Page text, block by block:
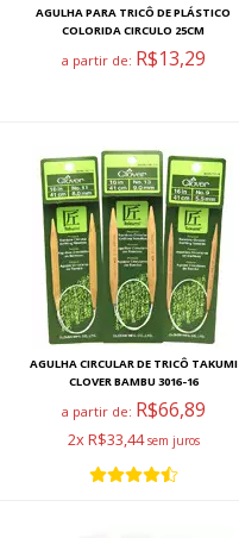
AGULHA PARA TRICÔ DE PLÁSTICO
COLORIDA CIRCULO 25CM
a partir de: R$13,29
AGULHA CIRCULAR DE TRICÔ TAKUMI
CLOVER BAMBU 3016-16
a partir de: R$66,89
2x R$33,44